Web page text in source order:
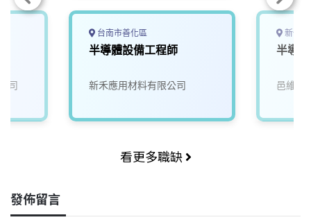
司
台南市善化區
半導體設備工程師
新禾應用材料有限公司
新竹
半導
邑維科
看更多職缺
發佈留言